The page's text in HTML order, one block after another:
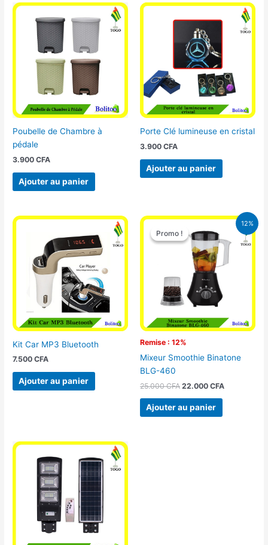
Poubelle de Chambre à
pédale
3.900CFA
Ajouter au panier
Porte Clé lumineuse en cristal
3.900 CFA
Ajouter au panier
Kit Car MP3 Bluetooth
7.500CFA
Ajouter au panier
12%
Promo !
Remise : 12%
Promo !
Mixeur Smoothie Binatone
BLG-460
25.000CFA
Le
prix
initial
était :
25.000 CFA.
22.000 CFA
Le
prix
actuel
est :
Ajouter au panier